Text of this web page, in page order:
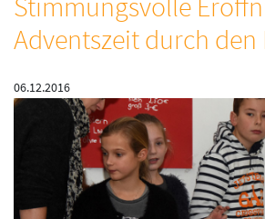
Adventszeit durch den
06.12.2016